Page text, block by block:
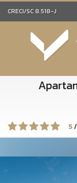
CRECI/SC 8.518-J
5/